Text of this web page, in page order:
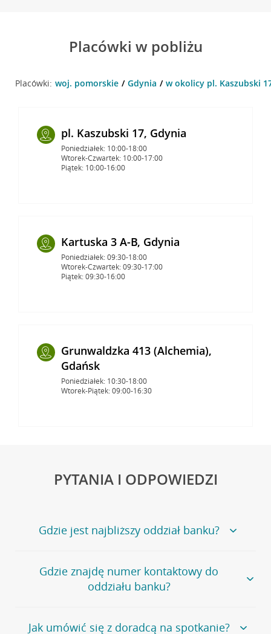
Placówki w pobliżu
Placówki: woj. pomorskie Gdynia w okolicy pl. Kaszubski
pl. Kaszubski 17, Gdynia
Poniedziałek: 10:00-18:00
Wtorek-Czwartek: 10:00-17:00
Piątek: 10:00-16:00
Kartuska 3 A-B, Gdynia
Poniedziałek: 09:30-18:00
Wtorek-Czwartek: 09:30-17:00
Piątek: 09:30-16:00
Grunwaldzka 413 (Alchemia),
Gdańsk
Poniedziałek: 10:30-18:00
Wtorek-Piątek: 09:00-16:30
PYTANIA I ODPOWIEDZI
Gdzie jest najbliższy oddział banku?
Jeśli szukasz oddziału naszego banku, zapraszamy na
stronęPlacówki i bankomaty, na której znajduje się
wygodna wyszukiwarka.
oddziałów
Gdzie znajdę numer kontaktowy do
oddziału banku?
Bank Credit Agricole nie udostępnia ogólnego numeru
Jak umówić się z doradcą na spotkanie?